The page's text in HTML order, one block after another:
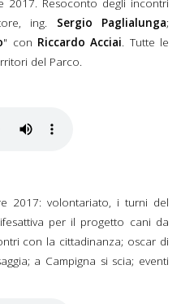
2017. Resoconto degli incontri
ing. Sergio Paglialunga;
" con Riccardo Acciai. Tutte le
del Parco.
2017: volontariato, i turni del
per il progetto cani da
con la cittadinanza; oscar di
a Campigna si scia; eventi